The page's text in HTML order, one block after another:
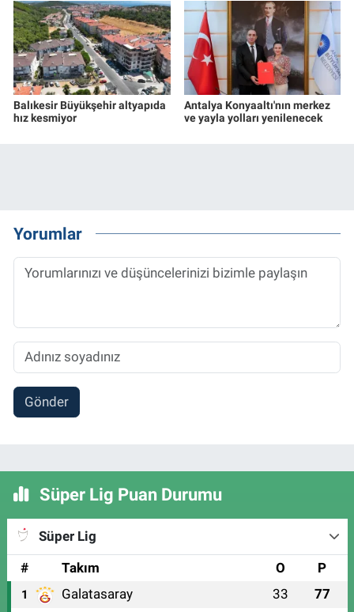
Balıkesir Büyükşehir altyapıda
hız kesmiyor
Antalya Konyaaltı'nın merkez
ve yayla yolları yenilenecek
Yorumlar
Gönder
Süper Lig Puan Durumu
Süper Lig
#
Takım O P
1 Galatasaray 33 77